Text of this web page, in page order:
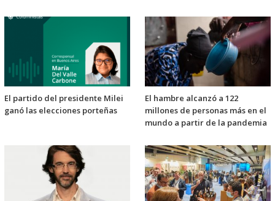
El partido del presidente Milei
ganó las elecciones porteñas
El hambre alcanzó a 122
millones de personas más en el
mundo a partir de la pandemia